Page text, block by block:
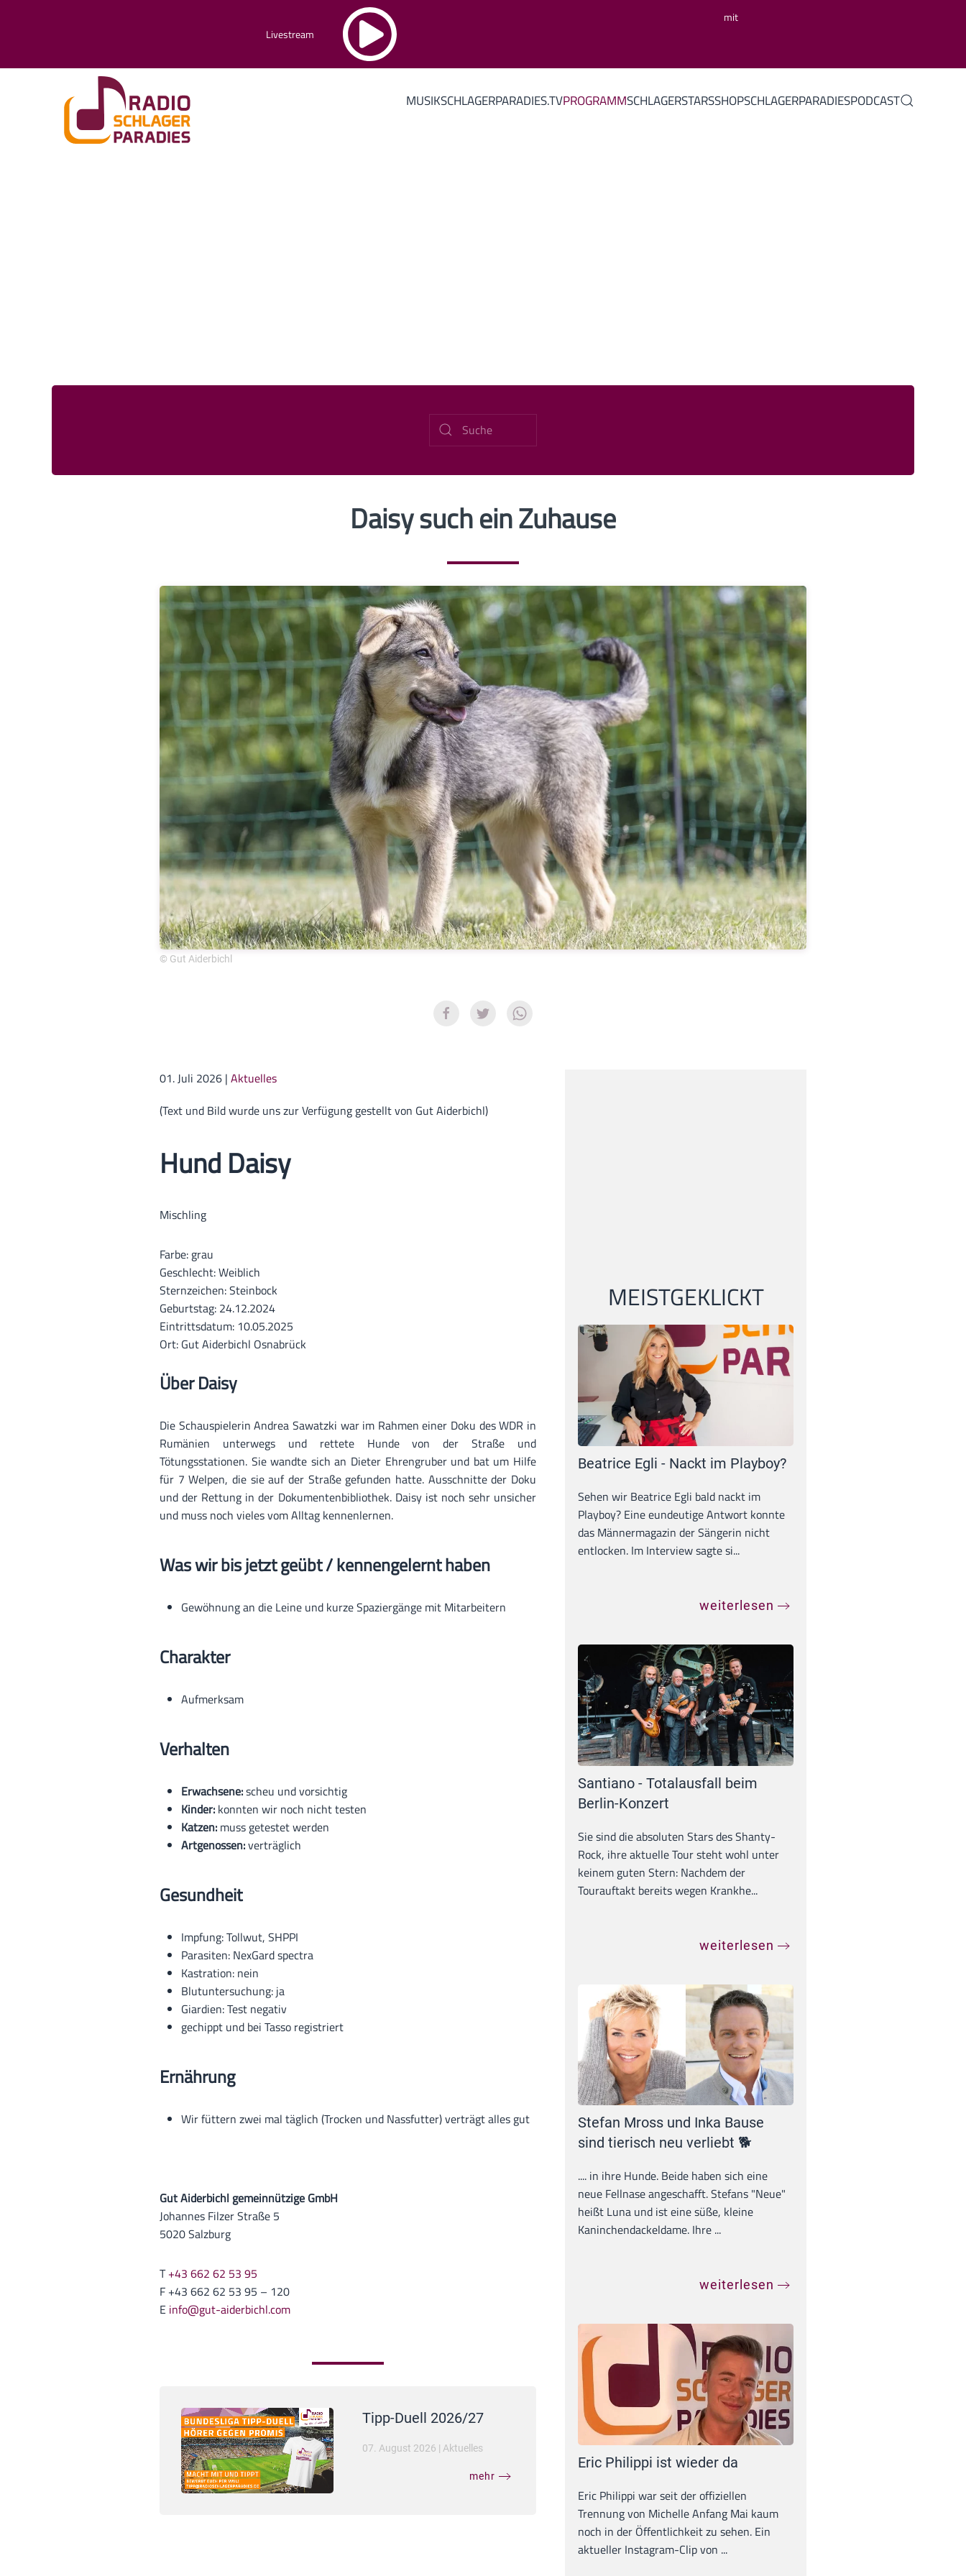
Livestream
mit
MUSIKSCHLAGERPARADIES.TVPROGRAMMSCHLAGERSTARSSHOPSCHLAGERPARADIESPODCAST
Daisy such ein Zuhause
© Gut Aiderbichl
01. Juli 2026 | Aktuelles
(Text und Bild wurde uns zur Verfügung gestellt von Gut Aiderbichl)
Hund Daisy
Mischling
Farbe: grau
Geschlecht:Weiblich
Sternzeichen:Steinbock
Geburtstag: 24.12.2024
Eintrittsdatum: 10.05.2025
Ort: Gut Aiderbichl Osnabrück
Über Daisy
Die Schauspielerin Andrea Sawatzki war im Rahmen einer Doku des WDR in
Rumänien unterwegs und rettete Hunde von der Straße und
Tötungsstationen. Sie wandte sich an Dieter Ehrengruber und bat um Hilfe
für 7 Welpen, die sie auf der Straße gefunden hatte. Ausschnitte der Doku
und der Rettung in der Dokumentenbibliothek. Daisy ist noch sehr unsicher
und muss noch vieles vom Alltag kennenlernen.
Was wir bis jetzt geübt / kennengelernt haben
Gewöhnung an die Leine und kurze Spaziergänge mit Mitarbeitern
Charakter
Aufmerksam
Verhalten
Erwachsene:scheu und vorsichtig
Kinder: konnten wir noch nicht testen
Katzen: muss getestet werden
Artgenossen:verträglich
Gesundheit
Impfung: Tollwut, SHPPI
Parasiten: NexGard spectra
Kastration: nein
Blutuntersuchung: ja
Giardien: Test negativ
gechippt und bei Tasso registriert
Ernährung
Wir füttern zwei mal täglich (Trocken und Nassfutter) verträgt alles gut
Gut Aiderbichl gemeinnützige GmbH
Johannes Filzer Straße 5
5020 Salzburg
T+43 662 62 53 95
F +43 662 62 53 95 – 120
E info@gut-aiderbichl.com
Tipp-Duell 2026/27
07. August 2026 | Aktuelles
mehr
MEISTGEKLICKT
Beatrice Egli - Nackt im Playboy?
Sehen wir Beatrice Egli bald nackt im
Playboy? Eine eundeutige Antwort konnte
das Männermagazin der Sängerin nicht
entlocken. Im Interview sagte si...
weiterlesen
Santiano - Totalausfall beim
Berlin-Konzert
Sie sind die absoluten Stars des Shanty-
Rock, ihre aktuelle Tour steht wohl unter
keinem guten Stern: Nachdem der
Tourauftakt bereits wegen Krankhe...
weiterlesen
Stefan Mross und Inka Bause
sind tierisch neu verliebt 🐕
.... in ihre Hunde. Beide haben sich eine
neue Fellnase angeschafft. Stefans "Neue"
heißt Luna und ist eine süße, kleine
Kaninchendackeldame. Ihre ...
weiterlesen
Eric Philippi ist wieder da
Eric Philippi war seit der offiziellen
Trennung von Michelle Anfang Mai kaum
noch in der Öffentlichkeit zu sehen. Ein
aktueller Instagram-Clip von ...